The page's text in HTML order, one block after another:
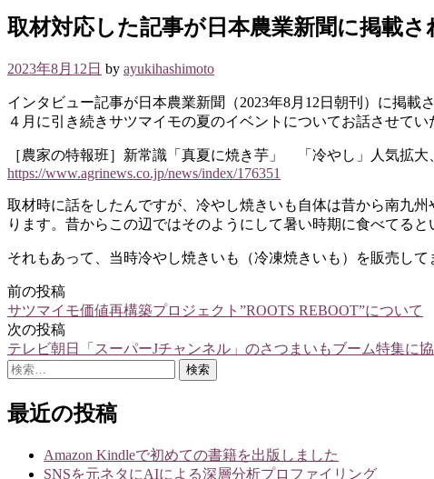
取材対応した記事が日本農業新聞に掲載さ
2023年8月12日 by ayukihashimoto
インタビュー記事が日本農業新聞（2023年8月12日朝刊）に掲載
４月に引き続きサツマイモの夏のイベントについてお話させてい
［農家の特報班］新常識「真夏に焼き芋」 「冷やし」人気拡大
https://www.agrinews.co.jp/news/index/176351
取材時に話をしたんですが、冷やし焼きいも自体は昔から南九
ります。昔からこの辺ではそのようにして暑い時期に食べてると
それもあって、当時冷やし焼きいも（冷凍焼きいも）を販売し
投
稿
ナ
ビ
ゲ
前の投稿
サツマイモ価値再構築プロジェクト”ROOTS REBOOT”について
次の投稿
テレビ朝日「スーパーJチャンネル」のさつまいもブーム特集に
検
最近の投稿
Amazon Kindleで初めての書籍を出版しました
SNSを元ネタにAIによる深層分析プロファイリング